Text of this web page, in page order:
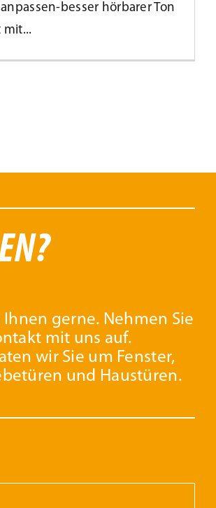
besser hörbarer Ton
mit...
gerne. Nehmen Sie
mit uns auf.
wir Sie um Fenster,
und Haustüren.